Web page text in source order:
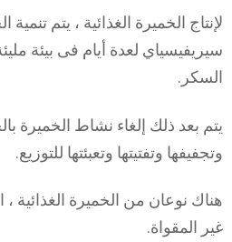
لإنتاج الخميرة الغذائية ، يتم
سيريفيسياي لعدة أيام فى بيئة
السكر.
يتم بعد ذلك إلغاء نشاط الخميرة
وتجفيفها وتفتيتها وتعبئتها للتوزيع.
هناك نوعان من الخميرة الغذائية ،
غير المقواة.